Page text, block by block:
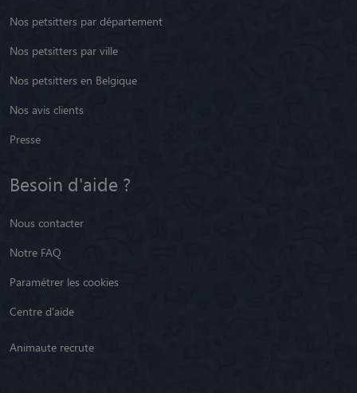
Nos petsitters par département
Nos petsitters par ville
Nos petsitters en Belgique
Nos avis clients
Presse
Besoin d'aide ?
Nous contacter
Notre FAQ
Paramétrer les cookies
Centre d'aide
Animaute recrute